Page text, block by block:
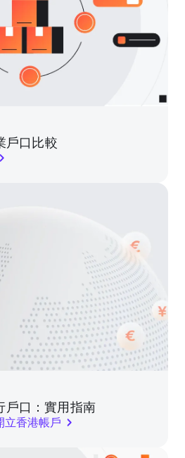
戶口比較
戶口：實用指南
立香港帳戶